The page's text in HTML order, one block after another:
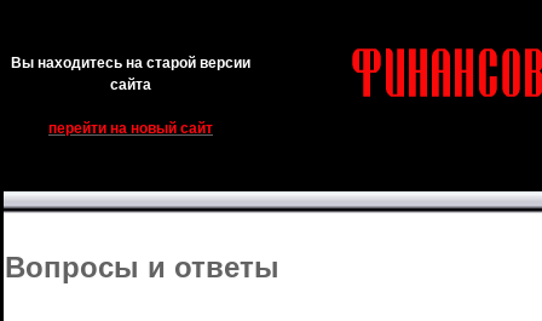
Вы находитесь на старой версии
сайта
перейти на новый сайт
Вопросы и ответы